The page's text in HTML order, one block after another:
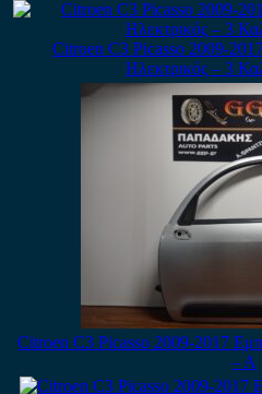
Citroen C3 Picasso 2009-
Ηλεκτρικός – 3
Citroen C3 Picasso 2009-2017
– Α